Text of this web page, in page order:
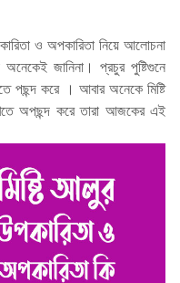
ও অপকারিতা নিয়ে আলোচনা
জানিনা। প্রচুর পুষ্টিগুনে
পছন্দ করে । আবার অনেকে মিষ্টি
অপছন্দ করে তারা আজকের এই